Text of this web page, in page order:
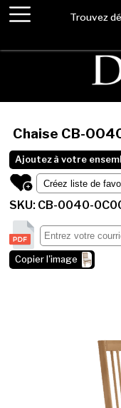
Trouvez
Chaise CB-
Ajoutez à votre
SKU: CB-0040-
Copier l'image